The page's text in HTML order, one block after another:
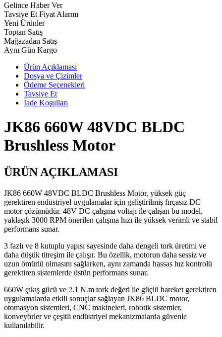
Gelince Haber Ver
Tavsiye Et Fiyat Alarmı
Yeni Ürünler
Toptan Satış
Mağazadan Satış
Aynı Gün Kargo
Ürün Açıklaması
Dosya ve Çizimler
Ödeme Seçenekleri
Tavsiye Et
İade Koşulları
JK86 660W 48VDC BLDC
Brushless Motor
ÜRÜN AÇIKLAMASI
JK86 660W 48VDC BLDC Brushless Motor, yüksek güç
gerektiren endüstriyel uygulamalar için geliştirilmiş fırçasız DC
motor çözümüdür. 48V DC çalışma voltajı ile çalışan bu model,
yaklaşık 3000 RPM önerilen çalışma hızı ile yüksek verimli ve stabil
performans sunar.
3 fazlı ve 8 kutuplu yapısı sayesinde daha dengeli tork üretimi ve
daha düşük titreşim ile çalışır. Bu özellik, motorun daha sessiz ve
uzun ömürlü olmasını sağlarken, aynı zamanda hassas hız kontrolü
gerektiren sistemlerde üstün performans sunar.
660W çıkış gücü ve 2.1 N.m tork değeri ile güçlü hareket gerektiren
uygulamalarda etkili sonuçlar sağlayan JK86 BLDC motor,
otomasyon sistemleri, CNC makineleri, robotik sistemler,
konveyörler ve çeşitli endüstriyel mekanizmalarda güvenle
kullanılabilir.